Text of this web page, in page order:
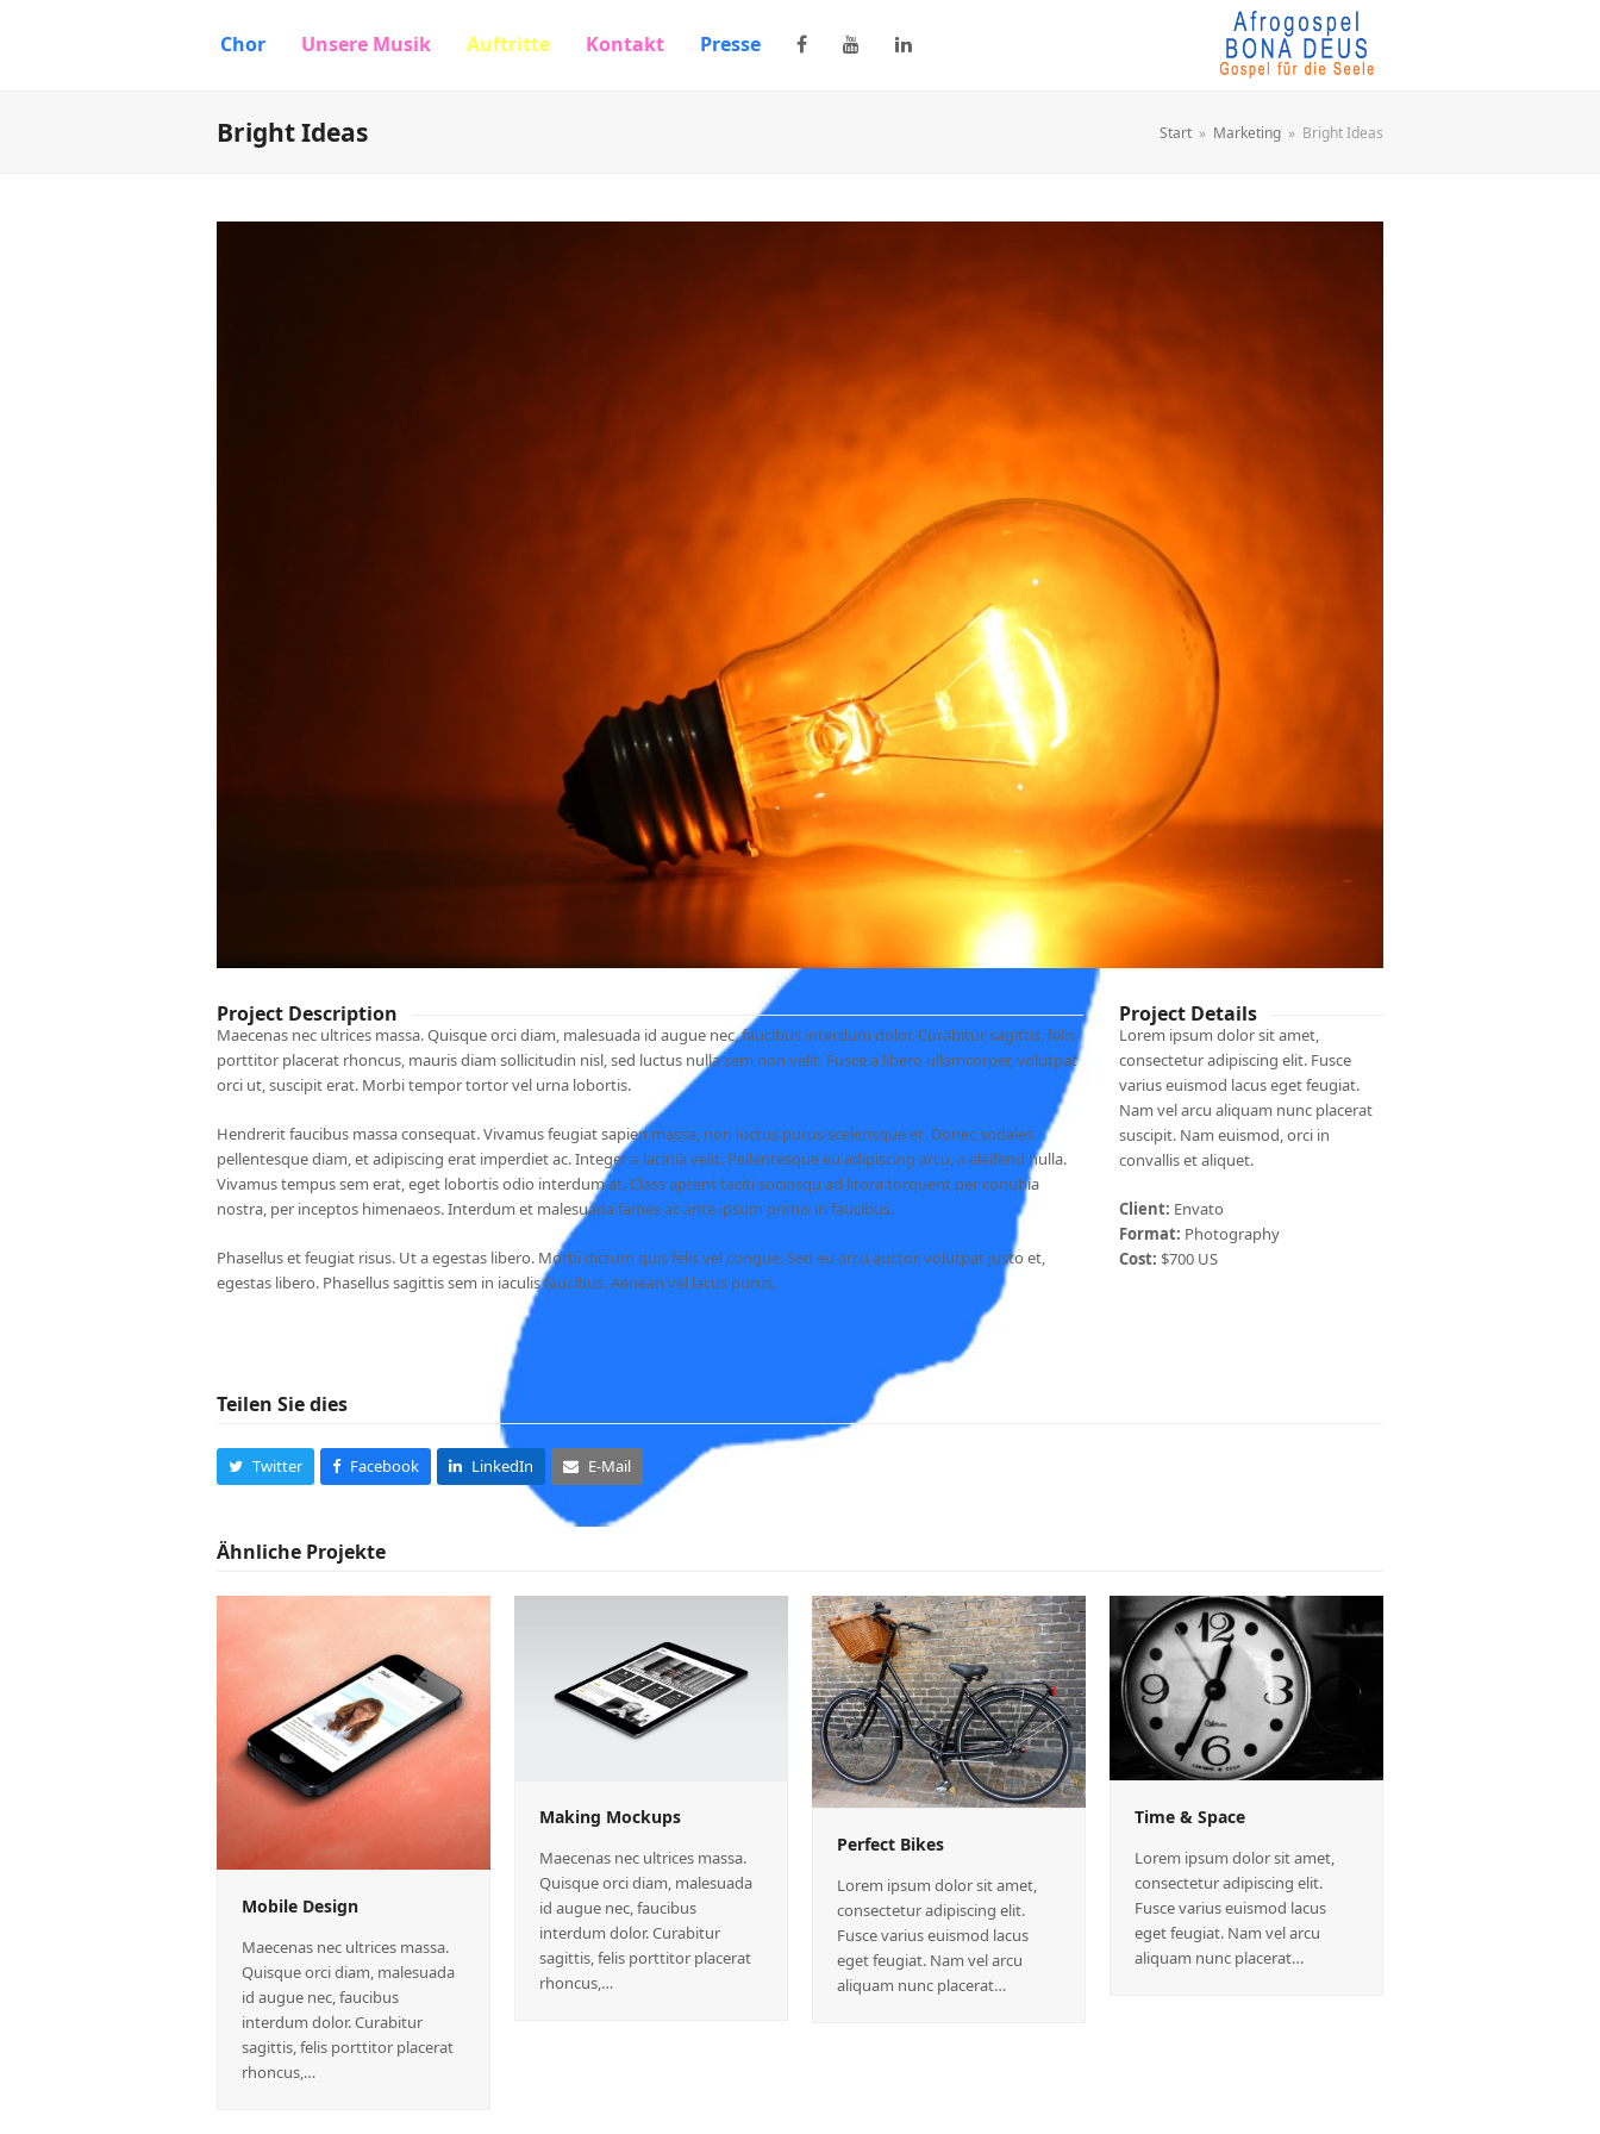
Chor Unsere Musik Auftritte Kontakt Presse
Bright Ideas Start » Marketing » Bright Ideas
Project Description
Maecenas nec ultrices massa. Quisque orci diam, malesuada id augue nec, faucibus interdum dolor. Curabitur sagittis, felis
porttitor placerat rhoncus, mauris diam sollicitudin nisl, sed luctus nulla sem non velit. Fusce a libero ullamcorper, volutpat
orci ut, suscipit erat. Morbi tempor tortor vel urna lobortis.
Hendrerit faucibus massa consequat. Vivamus feugiat sapien massa, non luctus purus scelerisque et. Donec sodales
pellentesque diam, et adipiscing erat imperdiet ac. Integer a lacinia velit. Pellentesque eu adipiscing arcu, a eleifend nulla.
Vivamus tempus sem erat, eget lobortis odio interdum at. Class aptent taciti sociosqu ad litora torquent per conubia
nostra, per inceptos himenaeos. Interdum et malesuada fames ac ante ipsum primis in faucibus.
Phasellus et feugiat risus. Ut a egestas libero. Morbi dictum quis felis vel congue. Sed eu arcu auctor, volutpat justo et,
egestas libero. Phasellus sagittis sem in iaculis faucibus. Aenean vel lacus purus.
Project Details
Lorem ipsum dolor sit amet,
consectetur adipiscing elit. Fusce
varius euismod lacus eget feugiat.
Nam vel arcu aliquam nunc placerat
suscipit. Nam euismod, orci in
convallis et aliquet.
Client: Envato
Format: Photography
Cost: $700 US
Teilen Sie dies
Twitter Facebook LinkedIn E-Mail
Ähnliche Projekte
Mobile Design
Maecenas nec ultrices massa.
Quisque orci diam, malesuada
id augue nec, faucibus
interdum dolor. Curabitur
sagittis, felis porttitor placerat
rhoncus,…
Making Mockups
Maecenas nec ultrices massa.
Quisque orci diam, malesuada
id augue nec, faucibus
interdum dolor. Curabitur
sagittis, felis porttitor placerat
rhoncus,…
Perfect Bikes
Lorem ipsum dolor sit amet,
consectetur adipiscing elit.
Fusce varius euismod lacus
eget feugiat. Nam vel arcu
aliquam nunc placerat…
Time & Space
Lorem ipsum dolor sit amet,
consectetur adipiscing elit.
Fusce varius euismod lacus
eget feugiat. Nam vel arcu
aliquam nunc placerat…